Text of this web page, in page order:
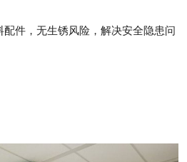
件，无生锈风险，解决安全隐患问